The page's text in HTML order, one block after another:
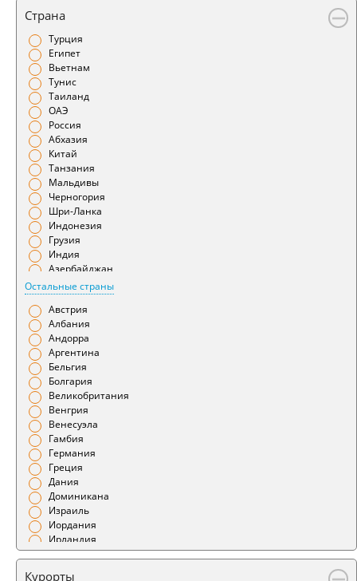
Братск
Брест
Бугульма
Бухара
Варшава
Великий Устюг
Витебск
Владивосток
Владикавказ
Владимир
Воронеж
Геленджик
Гомель
Горно-Алтайск
Грозный
Гянджа
Даламан
Душанбе
Иваново
Ижевск
Измир
Иркутск
Йошкар-Ола
Калининград
Калуга
Камчатка
Караганда
Кемерово
Киров
Краснодар
Красноярск
Курган
Курск
Кутаиси
Кызыл
Ленкорань
Магадан
Страна
Турция
Египет
Вьетнам
Тунис
Таиланд
ОАЭ
Россия
Абхазия
Китай
Танзания
Мальдивы
Черногория
Шри-Ланка
Индонезия
Грузия
Индия
Азербайджан
Бахрейн
Беларусь
Армения
Остальные страны
Австрия
Албания
Андорра
Аргентина
Бельгия
Болгария
Великобритания
Венгрия
Венесуэла
Гамбия
Германия
Греция
Дания
Доминикана
Израиль
Иордания
Ирландия
Испания
Курорты